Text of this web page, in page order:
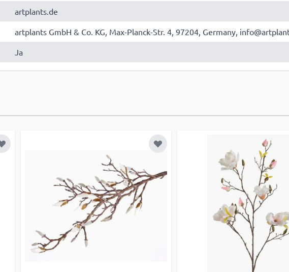
artplants.de
artplants GmbH & Co. KG, Max-Planck-Str. 4, 97204, Germany,
Ja
Zur Wunschliste hinzufügen Zur Wunschliste hinzufügen